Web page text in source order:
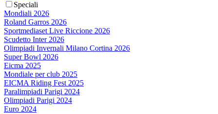
Speciali
Mondiali 2026
Roland Garros 2026
Sportmediaset Live Riccione 2026
Scudetto Inter 2026
Olimpiadi Invernali Milano Cortina 2026
Super Bowl 2026
Eicma 2025
Mondiale per club 2025
EICMA Riding Fest 2025
Paralimpiadi Parigi 2024
Olimpiadi Parigi 2024
Euro 2024